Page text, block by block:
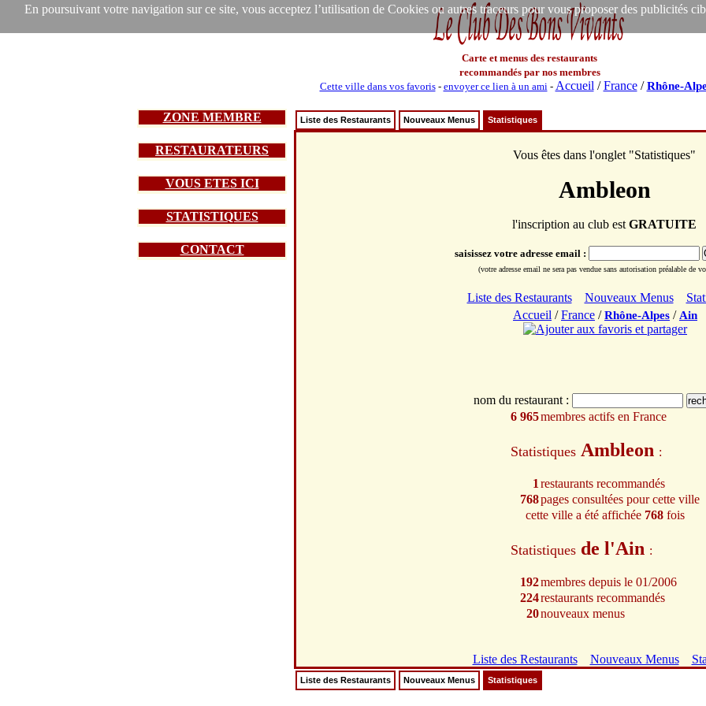
En poursuivant votre navigation sur ce site, vous acceptez l’utilisation de Cookies ou autres traceurs pour vous proposer des publicités
Carte et menus des restaurants
recommandés par nos membres
Cette ville dans vos favoris- envoyer ce lien à un ami- Accueil /France/Rhône-
ZONE MEMBRE
RESTAURATEURS
VOUS ETES ICI
STATISTIQUES
CONTACT
Liste des Restaurants Nouveaux Menus Statistiques
Vous êtes dans l'onglet "Statistiques"
Ambleon
l'inscription au club est GRATUITE
saisissez votre adresse email :
(votre adresse email ne sera pas vendue sans autorisation préalable de
Liste des Restaurants Nouveaux Menus
Accueil /France /Rhône-Alpes / Ain
nom du restaurant :
6 965membres actifs en France
Statistiques Ambleon :
1 restaurants recommandés
768pages consultées pour cette ville
cette ville a été affichée 768 fois
Statistiques de l'Ain :
192membres depuis le 01/2006
224restaurants recommandés
20nouveaux menus
Liste des Restaurants Nouveaux Menus
Liste des Restaurants Nouveaux Menus Statistiques